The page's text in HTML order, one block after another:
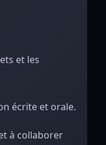
et les
écrite et orale.
à collaborer